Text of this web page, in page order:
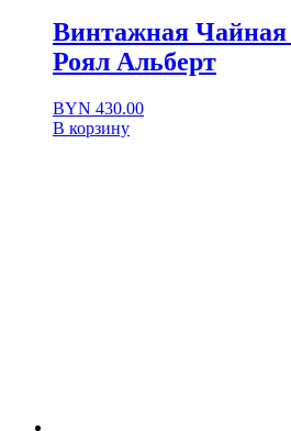
фарфороваятарелка
ХудожественнаяАкадемия
ЧетвёртоеИюля
Винтажная
Роял Альберт
BYN 430.00
В корзину